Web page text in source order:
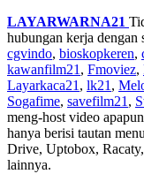
LAYARWARNA21
hubungan kerja dengan
cgvindo, bioskopkeren,
kawanfilm21 , Fmoviez,
Layarkaca21 , lk21 ,
Sogafime, savefilm21 ,
meng-host video
hanya berisi tautan
Drive, Uptobox,
lainnya.